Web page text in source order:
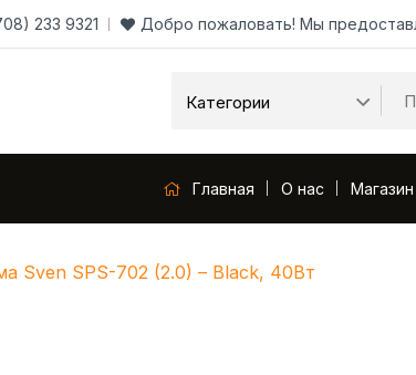
233 9321 Добро пожаловать! Мы
Главная О нас Магазин
Sven SPS-702 (2.0) – Black, 40Вт